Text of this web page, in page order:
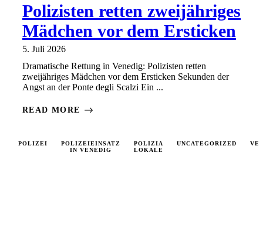
Polizisten retten zweijähriges
Mädchen vor dem Ersticken
5. Juli 2026
Dramatische Rettung in Venedig: Polizisten retten
zweijähriges Mädchen vor dem Ersticken Sekunden der
Angst an der Ponte degli Scalzi Ein ...
READ MORE
POLIZEI
POLIZEIEINSATZ
IN VENEDIG
POLIZIA
LOKALE
UNCATEGORIZED